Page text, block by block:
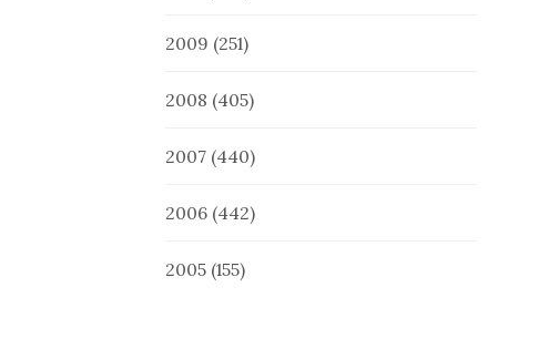
2009 (251)
2008 (405)
2007 (440)
2006 (442)
2005 (155)